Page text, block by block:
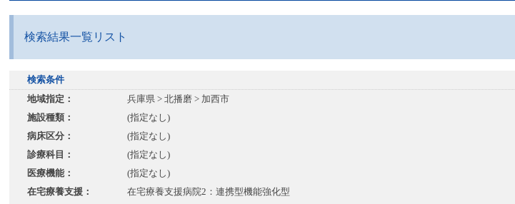
検索結果一覧リスト
検索条件
地域指定：
兵庫県 > 北播磨 > 加西市
施設種類：
(指定なし)
病床区分：
(指定なし)
診療科目：
(指定なし)
医療機能：
(指定なし)
在宅療養支援：
在宅療養支援病院2：連携型機能強化型